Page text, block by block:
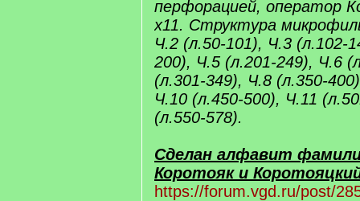
перфорацией, оператор
х11. Структура
Ч.2 (л.50-101), Ч.3 (л.102-
200), Ч.5 (л.201-249), Ч.6
(л.301-349), Ч.8 (л.350-
Ч.10 (л.450-500), Ч.11
(л.550-578).
Сделан алфавит
Коротояк и
https://forum.vgd.ru/post/